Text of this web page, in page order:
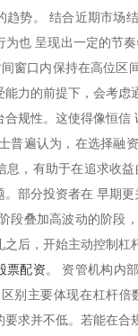
趋势。 结合近期市场
为也 呈现出一定的节
窗口内保持在高位
力的前提下，会考
规性。这使得像恒
普遍认为，在选择融
息，有助于在追求收
。部分投资者在 早期
段叠加高波动的阶段
后，开始主动控制
票配资。 资管机构内
别主要体现在杠杆
求并不低。若能在